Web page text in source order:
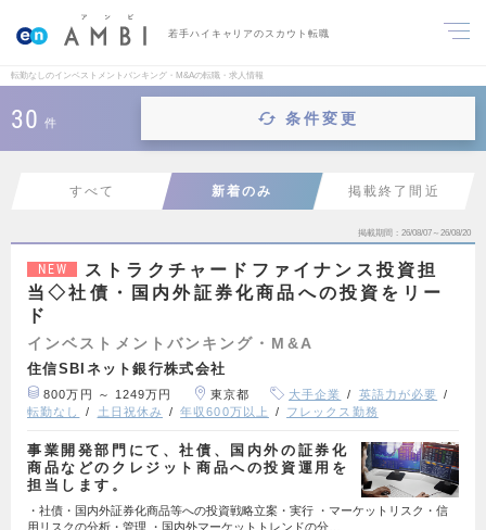
若手ハイキャリアのスカウト転職
転勤なしのインベストメントバンキング・M&Aの転職・求人情報
30 件 条件変更
すべて 新着のみ 掲載終了間近
掲載期間 26/08/07～26/08/20
NEW
ストラクチャードファイナンス投資担
当◇社債・国内外証券化商品への投資をリー
ド
インベストメントバンキング・M&A
住信SBIネット銀行株式会社
800万円 ～ 1249万円 東京都 大手企業
英語力が必要
転勤なし
土日祝休み 年収600万以上 フレックス勤務
事業開発部門にて、社債、国内外の証券化
商品などのクレジット商品への投資運用を
担当します。
・社債・国内外証券化商品等への投資戦略立案・実行 ・マーケットリスク・信
用リスクの分析・管理 ・国内外マーケットトレンドの分…